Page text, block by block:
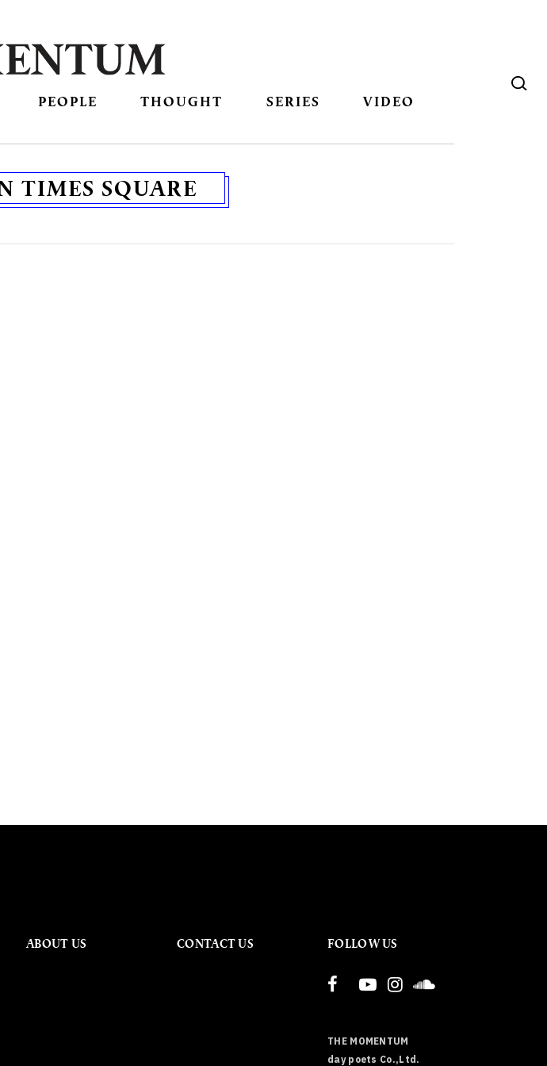
PEOPLE THOUGHT SERIES VIDEO
TIMES SQUARE
ABOUT US CONTACT US FOLLOW US
THE MOMENTUM
day poets Co.,Ltd.